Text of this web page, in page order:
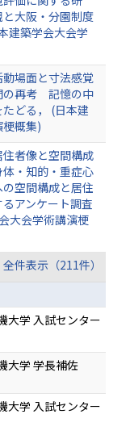
大阪・分園制度
建築学会大会学
場面と寸法感覚
の再考 記憶の中
どる， (日本建
概集)
者像と空間構成
・知的・重症心
空間構成と居住
アンケート調査
大会学術講演梗
全件表示（211件）
大学 入試センター
大学 学長補佐
大学 入試センター